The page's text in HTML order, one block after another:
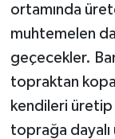
ortamında
muhtemelen
geçecekler.
topraktan
kendileri
toprağa